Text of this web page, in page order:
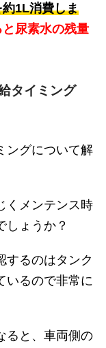
1L消費しま
尿素水の残量
タイミング
ングについて解
くメンテンス時
しょうか？
するのはタンク
いるので非常に
ると、車両側の